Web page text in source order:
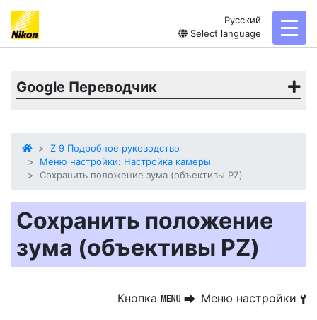
Русский
Select language
Google Переводчик
Z 9 Подробное руководство
Меню настройки: Настройка камеры
Сохранить положение зума (объективы PZ)
Сохранить положение
зума (объективы PZ)
Кнопка G U Меню настройки B